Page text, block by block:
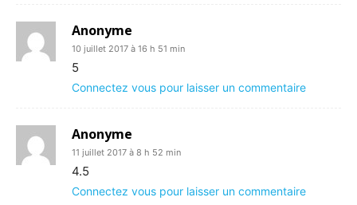
Anonyme
10 juillet 2017 à 16 h 51 min
5
Connectez vous pour laisser un commentaire
Anonyme
11 juillet 2017 à 8 h 52 min
4.5
Connectez vous pour laisser un commentaire